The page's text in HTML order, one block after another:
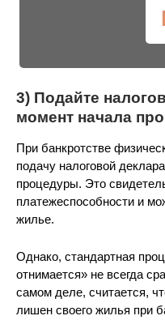
3) Подайте
момент начала
При банкротстве
подачу налоговой
процедуры. Это
платежеспособности и
жилье.
Однако, стандартная
отнимается» не всегда
самом деле, считается,
лишен своего жилья при